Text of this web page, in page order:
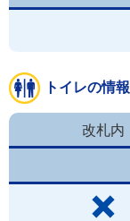
トイレの情報
改札内